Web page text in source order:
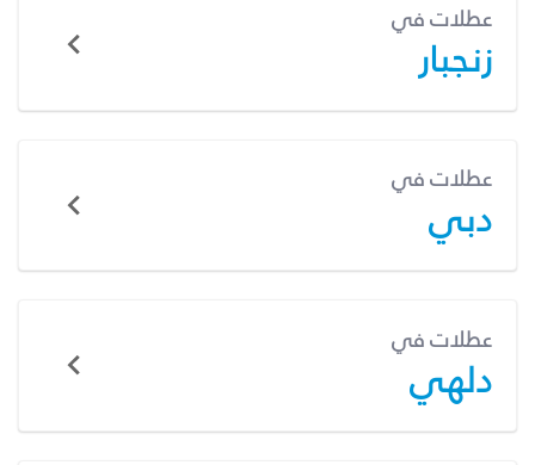
عطلات في
زنجبار
عطلات في
دبي
عطلات في
دلهي